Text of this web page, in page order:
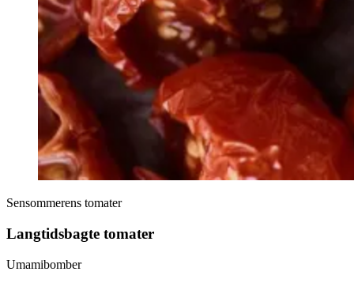
Sensommerens tomater
Langtidsbagte tomater
Umamibomber